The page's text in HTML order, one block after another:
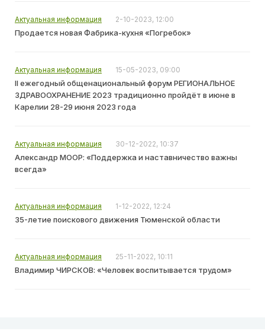
Актуальная информация 2-10-2023, 12:00
Продается новая Фабрика-кухня «Погребок»
Актуальная информация 15-05-2023, 09:00
II ежегодный общенациональный форум РЕГИОНАЛЬНОЕ
ЗДРАВООХРАНЕНИЕ 2023 традиционно пройдёт в июне в
Карелии 28-29 июня 2023 года
Актуальная информация 30-12-2022, 10:37
Александр МООР: «Поддержка и наставничество важны
всегда»
Актуальная информация 1-12-2022, 12:24
35-летие поискового движения Тюменской области
Актуальная информация 25-11-2022, 10:11
Владимир ЧИРСКОВ: «Человек воспитывается трудом»